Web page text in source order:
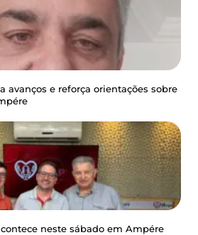
avanços e reforça orientações sobre
neste sábado em Ampére